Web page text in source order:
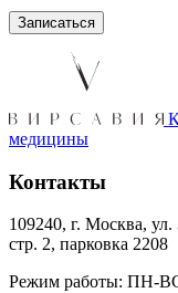
медицины
Контакты
109240, г. Москва,
стр. 2, парковка 2208
Режим работы: ПН-